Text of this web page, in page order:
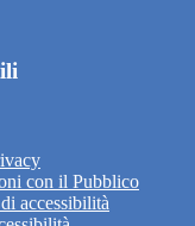
con il Pubblico
accessibilità